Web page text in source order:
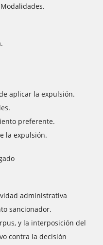
aplicar la expulsión.
preferente.
la expulsión.
administrativa
sancionador.
y la interposición del
contra la decisión